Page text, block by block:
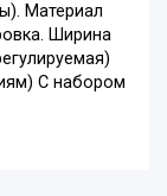
Материал
Ширина
С набором